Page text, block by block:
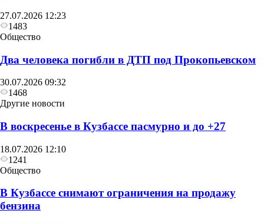
27.07.2026 12:23
1483
Общество
Два человека погибли в ДТП под Прокопьевском
30.07.2026 09:32
1468
Другие новости
В воскресенье в Кузбассе пасмурно и до +27
18.07.2026 12:10
1241
Общество
В Кузбассе снимают ограничения на продажу
бензина